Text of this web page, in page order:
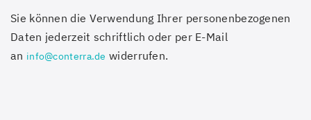
Sie können die Verwendung Ihrer personenbezogenen
Daten jederzeit schriftlich oder per E-Mail
an info@conterra.de widerrufen.